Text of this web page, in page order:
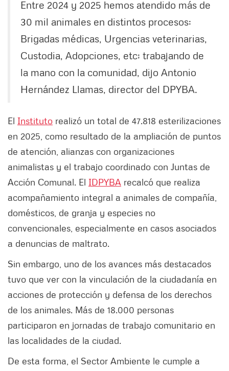
Entre 2024 y 2025 hemos atendido más de
30 mil animales en distintos procesos:
Brigadas médicas, Urgencias veterinarias,
Custodia, Adopciones, etc; trabajando de
la mano con la comunidad, dijo Antonio
Hernández Llamas, director del DPYBA.
El Instituto realizó un total de 47.818 esterilizaciones
en 2025, como resultado de la ampliación de puntos
de atención, alianzas con organizaciones
animalistas y el trabajo coordinado con Juntas de
Acción Comunal. El IDPYBA recalcó que realiza
acompañamiento integral a animales de compañía,
domésticos, de granja y especies no
convencionales, especialmente en casos asociados
a denuncias de maltrato.
Sin embargo, uno de los avances más destacados
tuvo que ver con la vinculación de la ciudadanía en
acciones de protección y defensa de los derechos
de los animales. Más de 18.000 personas
participaron en jornadas de trabajo comunitario en
las localidades de la ciudad.
De esta forma, el Sector Ambiente le cumple a